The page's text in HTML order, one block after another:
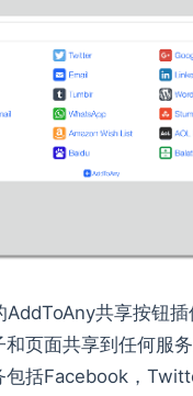
共享按钮插
和页面共享到任何服
包括Facebook，